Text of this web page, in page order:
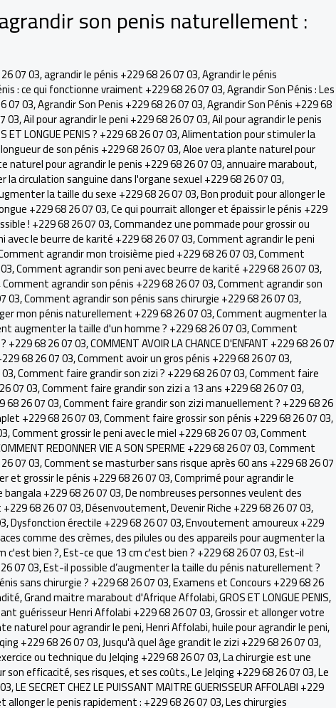
son penis naturellement :
07 03,agrandir le pénis +229 68 26 07 03,Agrandir le pénis
: ce qui fonctionne vraiment +229 68 26 07 03,Agrandir Son Pénis : Les
07 03,Agrandir Son Penis +229 68 26 07 03,Agrandir Son Pénis +229 68
03,Ail pour agrandir le peni +229 68 26 07 03,Ail pour agrandir le penis
ET LONGUE PENIS ? +229 68 26 07 03,Alimentation pour stimuler la
de son pénis +229 68 26 07 03,Aloe vera plante naturel pour
naturel pour agrandir le penis +229 68 26 07 03,annuaire marabout,
la circulation sanguine dans l'organe sexuel +229 68 26 07 03,
la taille du sexe +229 68 26 07 03,Bon produit pour allonger le
+229 68 26 07 03,Ce qui pourrait allonger et épaissir le pénis +229
! +229 68 26 07 03,Commandez une pommade pour grossir ou
le beurre de karité +229 68 26 07 03,Comment agrandir le peni
agrandir mon troisième pied +229 68 26 07 03,Comment
,Comment agrandir son peni avec beurre de karité +229 68 26 07 03,
Comment agrandir son pénis +229 68 26 07 03,Comment agrandir son
03,Comment agrandir son pénis sans chirurgie +229 68 26 07 03,
mon pénis naturellement +229 68 26 07 03,Comment augmenter la
augmenter la taille d'un homme ? +229 68 26 07 03,Comment
+229 68 26 07 03,COMMENT AVOIR LA CHANCE D'ENFANT +229 68 26 07
68 26 07 03,Comment avoir un gros pénis +229 68 26 07 03,
,Comment faire grandir son zizi ? +229 68 26 07 03,Comment faire
07 03,Comment faire grandir son zizi a 13 ans +229 68 26 07 03,
68 26 07 03,Comment faire grandir son zizi manuellement ? +229 68 26
+229 68 26 07 03,Comment faire grossir son pénis +229 68 26 07 03,
,Comment grossir le peni avec le miel +229 68 26 07 03,Comment
REDONNER VIE A SON SPERME +229 68 26 07 03,Comment
07 03,Comment se masturber sans risque après 60 ans +229 68 26 07
et grossir le pénis +229 68 26 07 03,Comprimé pour agrandir le
+229 68 26 07 03,De nombreuses personnes veulent des
68 26 07 03,Désenvoutement,Devenir Riche +229 68 26 07 03,
,Dysfonction érectile +229 68 26 07 03,Envoutement amoureux +229
comme des crèmes, des pilules ou des appareils pour augmenter la
c'est bien ?,Est-ce que 13 cm c'est bien ? +229 68 26 07 03,Est-il
07 03,Est-il possible d’augmenter la taille du pénis naturellement ?
sans chirurgie ? +229 68 26 07 03,Examens et Concours +229 68 26
,Grand maitre marabout d'Afrique Affolabi,GROS ET LONGUE PENIS,
guérisseur Henri Affolabi +229 68 26 07 03,Grossir et allonger votre
naturel pour agrandir le peni,Henri Affolabi,huile pour agrandir le peni,
+229 68 26 07 03,Jusqu'à quel âge grandit le zizi +229 68 26 07 03,
ou technique du Jelqing +229 68 26 07 03,La chirurgie est une
efficacité, ses risques, et ses coûts.,Le Jelqing +229 68 26 07 03,Le
,LE SECRET CHEZ LE PUISSANT MAITRE GUERISSEUR AFFOLABI +229
le penis rapidement : +229 68 26 07 03,Les chirurgies